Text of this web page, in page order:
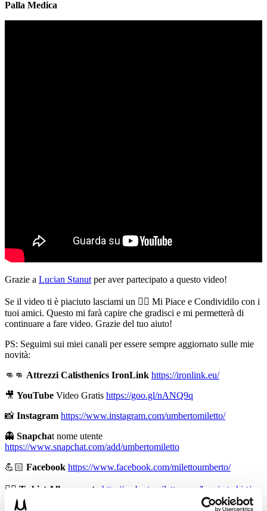
Palla Medica
Grazie a Lucian Stanut per aver partecipato a questo video!
Se il video ti è piaciuto lasciami un 👍🏻 Mi Piace e Condividilo con i
tuoi amici. Questo mi farà capire che gradisci e mi permetterà di
continuare a fare video. Grazie del tuo aiuto!
PS: Seguimi sui miei canali per essere sempre aggiornato sulle mie
novità:
👊👊 Attrezzi Calisthenics IronLink https://ironlink.eu/
🎥 YouTube Video Gratis https://goo.gl/nANQ9q
📸 Instagram https://www.instagram.com/umbertomiletto/
👻 Snapchat nome utente
https://www.snapchat.com/add/umbertomiletto
💪🏻 Facebook https://www.facebook.com/milettoumberto/
🏋🏻 T-shirt Allenamento http://umbertomiletto.com/le-mie-t-shirt/